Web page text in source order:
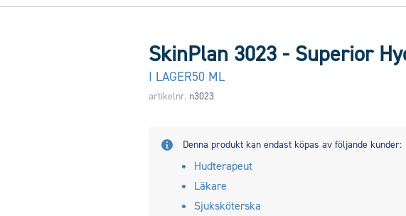
SkinPlan 3023 - Superior
I LAGER50 ML
artikelnr. n3023
Denna produkt kan endast köpas av följande kunder:
Hudterapeut
Läkare
Sjuksköterska